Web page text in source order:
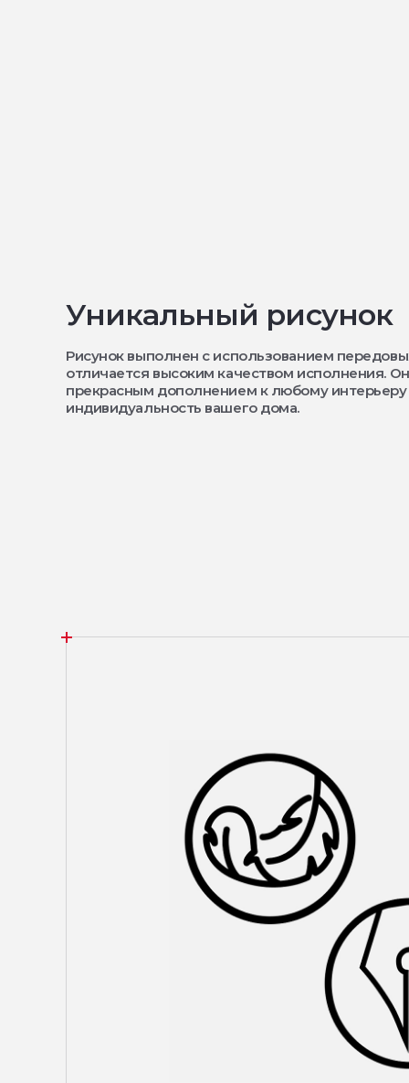
Уникальный рисунок
Рисунок выполнен с использованием
отличается высоким качеством исполнения.
прекрасным дополнением к любому
индивидуальность вашего дома.